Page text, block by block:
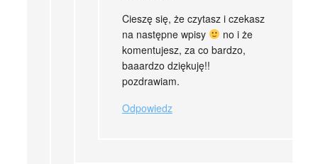
Cieszę się, że czytasz i czekasz
na następne wpisy
no i że
komentujesz, za co bardzo,
baaardzo dziękuję!!
pozdrawiam.
Odpowiedz